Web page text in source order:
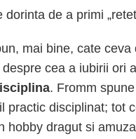
de a primi
mai bine, cate
cea a iubirii ori
. Fromm
practic disciplinat; tot
hobby dragut si